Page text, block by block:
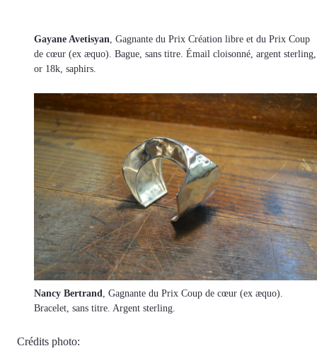
Gayane Avetisyan , Gagnante du Prix Création libre et du Prix Coup
de cœur (ex æquo). Bague, sans titre. Émail cloisonné, argent sterling,
or 18k, saphirs.
Nancy Bertrand , Gagnante du Prix Coup de cœur (ex æquo).
Bracelet, sans titre. Argent sterling.
Crédits photo: